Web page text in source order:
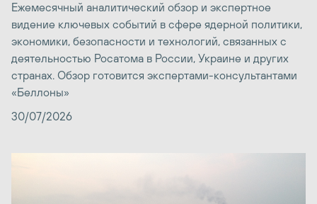
Ежемесячный аналитический обзор и экспертное
видение ключевых событий в сфере ядерной политики,
экономики, безопасности и технологий, связанных с
деятельностью Росатома в России, Украине и других
странах. Обзор готовится экспертами-консультантами
«Беллоны»
30/07/2026